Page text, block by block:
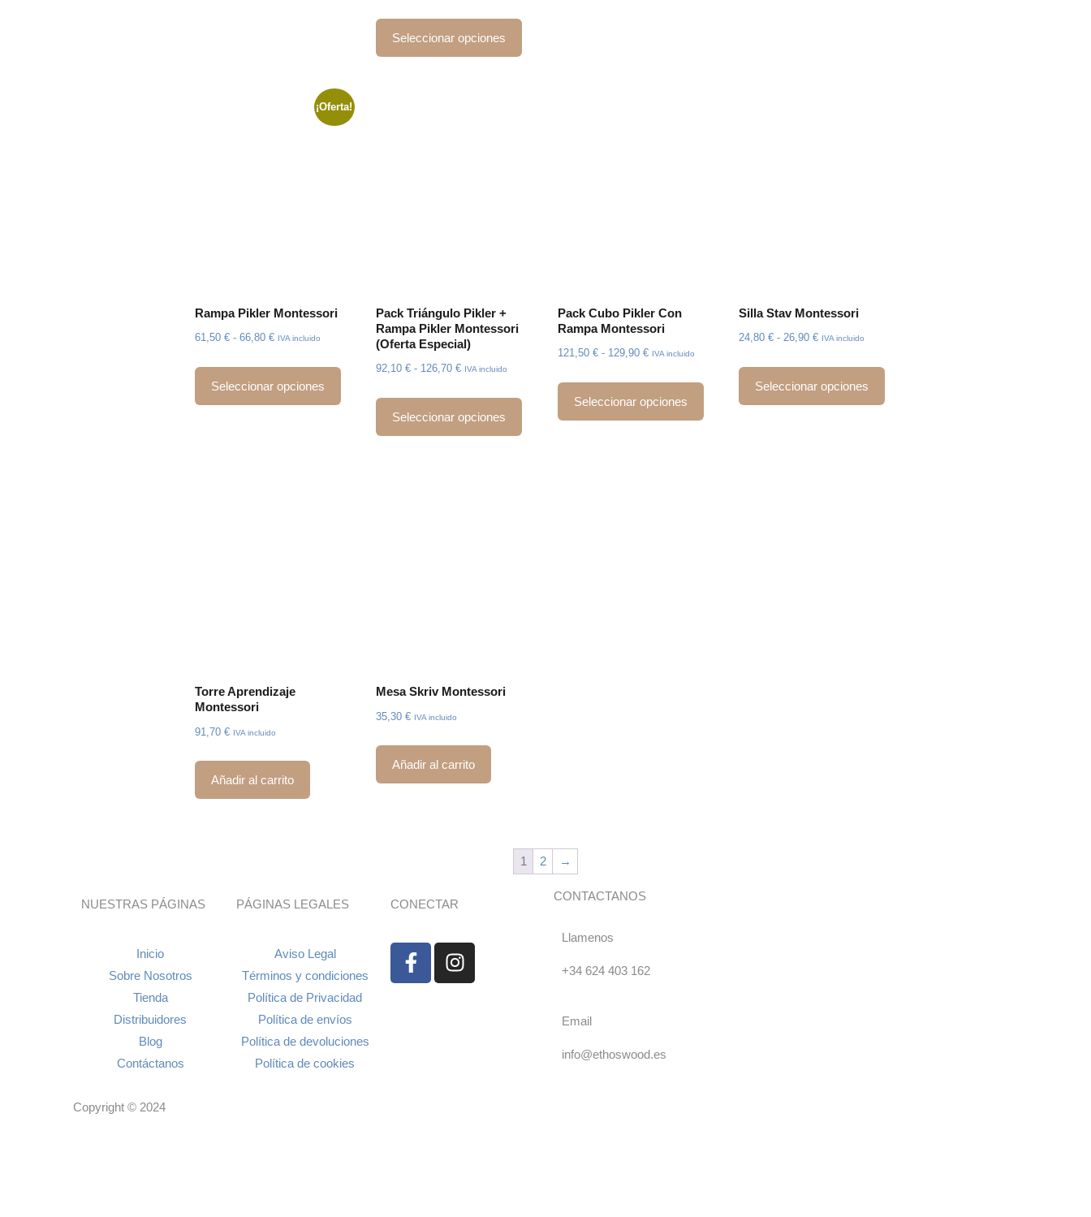
Seleccionar opciones
¡Oferta!
Rampa Pikler Montessori
61,50 € - 66,80 € IVA incluido
Seleccionar opciones
Pack Triángulo Pikler +
Rampa Pikler Montessori
(oferta Especial)
92,10€ - 126,70€ IVA incluido
Seleccionar opciones
Pack Cubo Pikler Con
Rampa Montessori
121,50 € - 129,90 € IVA incluido
Seleccionar opciones
Silla Stav Montessori
24,80 € - 26,90 € IVA incluido
Seleccionar opciones
Torre Aprendizaje
Montessori
91,70 € IVA incluido
Añadir al carrito
Mesa Skriv Montessori
35,30€ IVA incluido
Añadir al carrito
1 2 →
NUESTRAS PÁGINAS
Inicio
Sobre Nosotros
Tienda
Distribuidores
Blog
Contáctanos
PÁGINAS LEGALES
Aviso Legal
Términos y condiciones
Política de Privacidad
Política de envíos
Política de devoluciones
Política de cookies
CONECTAR
CONTACTANOS
Llamenos
+34 624 403 162
Email
info@ethoswood.es
Copyright © 2024